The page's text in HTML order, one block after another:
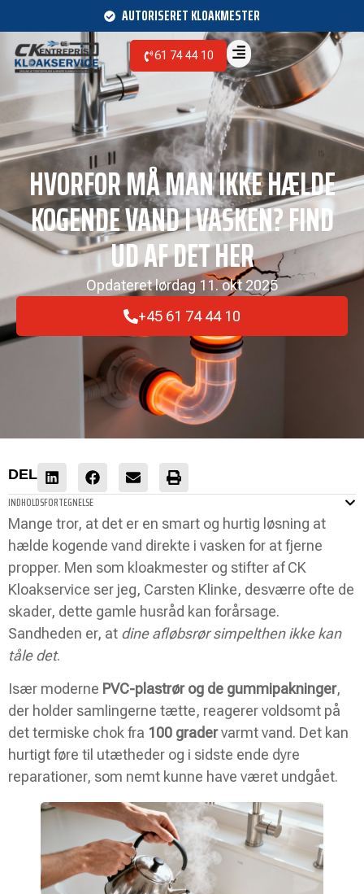
AUTORISERET KLOAKMESTER
61 74 44 10
HVORFOR MÅ MAN IKKE HÆLDE
KOGENDE VAND I VASKEN? FIND
UD AF DET HER
Opdateretlørdag 11. okt 2025
+45 61 74 44 10
DEL
INDHOLDSFORTEGNELSE
Mange tror, at det er en smart og hurtig løsning at
hælde kogende vand direkte i vasken for at fjerne
propper. Men som kloakmester og stifter af CK
Kloakservice ser jeg, Carsten Klinke, desværre ofte de
skader, dette gamle husråd kan forårsage.
Sandheden er, at dine afløbsrør simpelthen ikke kan
tåle det.
Især moderne PVC-plastrør og de gummipakninger,
der holder samlingerne tætte, reagerer voldsomt på
det termiske chok fra 100 gradervarmt vand. Det kan
hurtigt føre til utætheder og i sidste ende dyre
reparationer, som nemt kunne have været undgået.